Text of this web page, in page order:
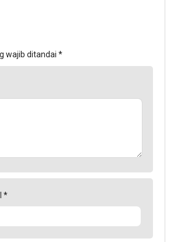
wajib ditandai *
*